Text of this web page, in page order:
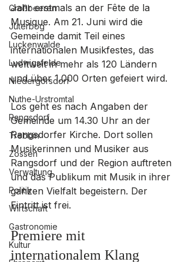
Großbeeren
Jüterbog
Luckenwalde
Ludwigsfelde
Niedergörsdorf
Nuthe-Urstromtal
Rangsdorf
Trebbin
Zossen
Verwaltung
Politik
Wirtschaft
Gastronomie
Kultur
Jahr erstmals an der Fête de la
Musique. Am 21. Juni wird die
Gemeinde damit Teil eines
internationalen Musikfestes, das
weltweit in mehr als 120 Ländern
und über 1.000 Orten gefeiert wird.
Los geht es nach Angaben der
Gemeinde um 14.30 Uhr an der
Rangsdorfer Kirche. Dort sollen
Musikerinnen und Musiker aus
Rangsdorf und der Region auftreten
und das Publikum mit Musik in ihrer
ganzen Vielfalt begeistern. Der
Eintritt ist frei.
Premiere mit
internationalem Klang